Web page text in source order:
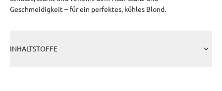
Geschmeidigkeit – für ein perfektes, kühles Blond.
INHALTSTOFFE